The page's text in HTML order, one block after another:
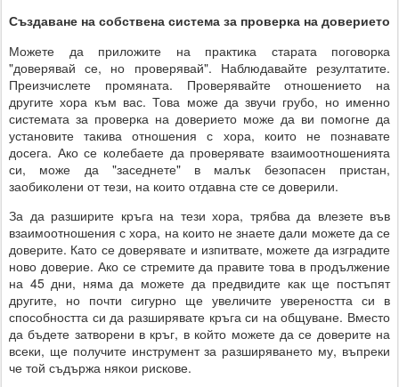
Създаване на собствена система за проверка на доверието
Можете да приложите на практика старата поговорка
"доверявай се, но проверявай". Наблюдавайте резултатите.
Преизчислете промяната. Проверявайте отношението на
другите хора към вас. Това може да звучи грубо, но именно
системата за проверка на доверието може да ви помогне да
установите такива отношения с хора, които не познавате
досега. Ако се колебаете да проверявате взаимоотношенията
си, може да "заседнете" в малък безопасен пристан,
заобиколени от тези, на които отдавна сте се доверили.
За да разширите кръга на тези хора, трябва да влезете във
взаимоотношения с хора, на които не знаете дали можете да се
доверите. Като се доверявате и изпитвате, можете да изградите
ново доверие. Ако се стремите да правите това в продължение
на 45 дни, няма да можете да предвидите как ще постъпят
другите, но почти сигурно ще увеличите увереността си в
способността си да разширявате кръга си на общуване. Вместо
да бъдете затворени в кръг, в който можете да се доверите на
всеки, ще получите инструмент за разширяването му, въпреки
че той съдържа някои рискове.